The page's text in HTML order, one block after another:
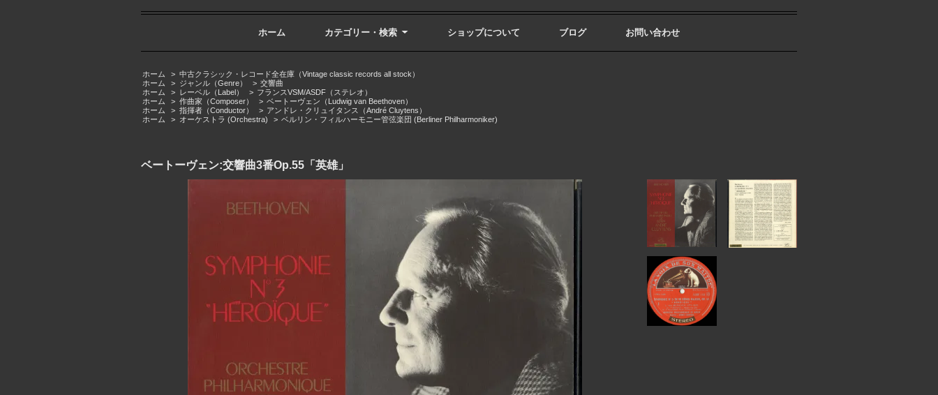
ホーム カテゴリー・検索 ショップについて ブログ お問い合わせ
ホーム > 中古クラシック・レコード全在庫（Vintage classic records all stock）
ホーム
> ジャンル（Genre） > 交響曲
ホーム
> レーベル（Label） > フランスVSM/ASDF（ステレオ）
ホーム
> 作曲家（Composer） > ベートーヴェン（Ludwig van Beethoven）
ホーム
> 指揮者（Conductor） > アンドレ・クリュイタンス（André Cluytens）
ホーム
> オーケストラ (Orchestra) > ベルリン・フィルハーモニー管弦楽団 (Berliner Philharmoniker)
ベートーヴェン:交響曲3番Op.55「英雄」